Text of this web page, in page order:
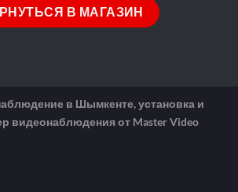
В МАГАЗИН
в Шымкенте, установка и
видеонаблюдения от Master Video